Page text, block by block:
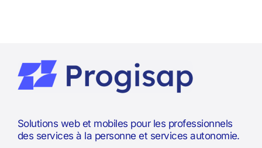
Solutions web et mobiles pour les professionnels
des services à la personne et services autonomie.